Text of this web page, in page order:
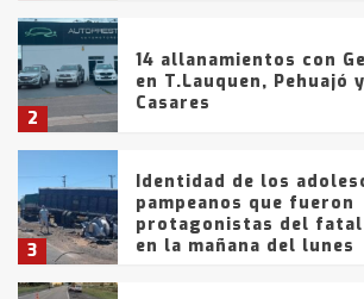
2
14 allanamientos con
en T.Lauquen, Pehuajó
Casares
3
Identidad de los
pampeanos que fueron
protagonistas del fatal
en la mañana del lunes